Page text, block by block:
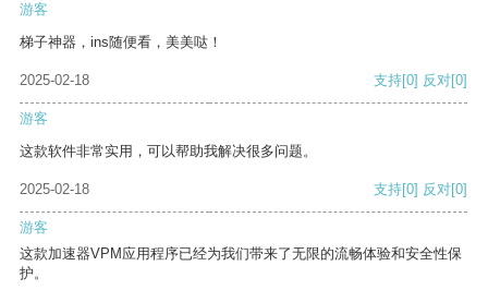
游客
梯子神器，ins随便看，美美哒！
2025-02-18 支持[0] 反对[0]
游客
这款软件非常实用，可以帮助我解决很多问题。
2025-02-18 支持[0] 反对[0]
游客
这款加速器VPM应用程序已经为我们带来了无限的流畅体验和安全性保
护。